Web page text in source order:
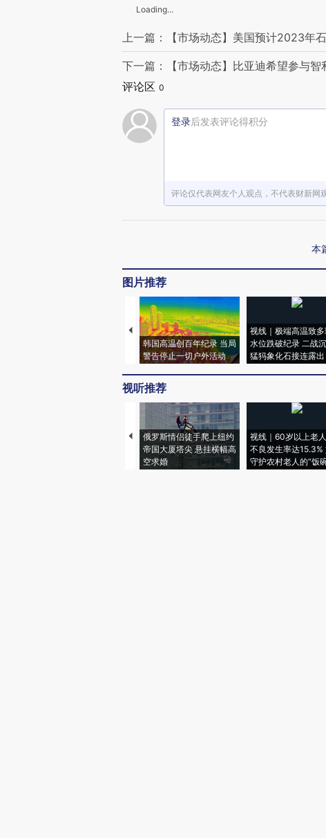
Loading...
上一篇：【市场动态】美国预计2023年
下一篇：【市场动态】比亚迪希望参与
评论区 0
登录后发表评论得积分
评论仅代表网友个人观点，不代表财新网
本
图片推荐
韩国高温创百年纪录 当局
警告停止一切户外活动
视线｜极端高温致
水位跌破纪录 二战
猛犸象化石接连露出
视听推荐
俄罗斯情侣徒手爬上纽约
帝国大厦塔尖 悬挂横幅高
空求婚
视线｜60岁以上老
不良发生率达15.3%
守护农村老人的“饭